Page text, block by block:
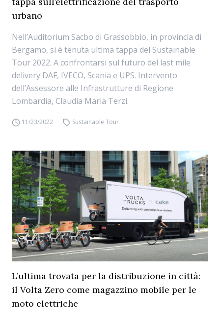
urbano
Nell’Auditorium Sacbo di Grassobbio, in provincia di
Bergamo, si è tenuta ultima tappa del Sustainable
Tour 2022. A confrontarsi sul futuro del last mile
delivery DAF, IVECO, Scania e UPS. Intervento
dell’Assessore alle Infrastrutture di Regione
Lombardia, Claudia Maria Terzi.
11/23/2022 Sustainable Tour
L’ultima trovata per la distribuzione in città:
il Volta Zero come magazzino mobile per le
moto elettriche